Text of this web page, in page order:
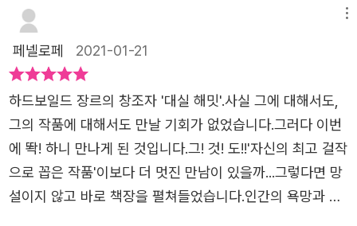
수시로 들었는데, 그의 말이나 행동에 궁금한 점이 너무 많
뒤 맥락조차 이해하기 어려운 대목들이 종종 눈에 띄었기 때
문입니다. 금주법이 시행되고 범죄가 난무하던 시대에 태
어난 작품이다 보니 어쩌면 심리나 감정 같은 ‘기름기’를 싹
걷어낸 하드보일드 스타일을 지니게 된 게 숙명처럼 여겨지
기도 하지만, 그래도 독자가 이입하고 몰입할 수 있는 여지
가 어느 정도만 있었다면 훨씬 더 대중적이고 매력적인 작품
이 됐을 거란 아쉬움이 마지막 장을 덮으면서 내내 머릿속에
있는 것은, 그 방문을 잠글 수 있는 것은 결국에는 또 다른
욕망의 열쇠인 것이다.담백한 추리소설아무래도 오래된 작
품인만큼, 온갖 반전과 복선과 술수로 뒤섞인 요즘 추리소설
과 비교하면 상당히 단순하고 담백한 편이다. 네드의 케릭터
역시, 전략가로 나옴에도 불구하고 대부분 거의 무모한 방식
으로 문제에 부딪힌다. 초반부 상당한 한량으로 비춰지기도
하는데, 그런 모습을 왜 표현했는지 이해가 되지 않을정도로
계산적이며 치밀하다. 매드독 역시, 그정도 위치에 올랐다는
티모시 아이번스라는 것. 티모시의 동생이고 매드빅의 수하
에서 일하는 월터 아이번스는 형을 감옥에서 빼내달라고 조
르고 있는 상황인데, 선거기간 동안 트러블이 될 만한 일을
자제해야 하는 매드빅 입장에서는 여의치 않다. 이때 헨리
상원의원의 경쟁자인 빌 론 의원 편에 붙어있는 섀드 오로리
가 월터 아이번스를 꼬드기면서 일이 복잡해진다. 웨스트 형
제의 피살 사건은 선거와 맞물려 폴 매드빅과 섀드 오로리의
권력싸움으로 번진다. 테일러 헨리와 웨스트 형제를 죽인 살
인범은 누구일까? 단순한 암흑가 권력 싸움의 희생양일
도 많았지만 적도 많은 사람이었다. 그리고 그가 거리에서
테일러와 다투는 장면을 봤다는 목격자도 나왔다. 과연 테일
러를 죽인 범인은 누구일까. 네드 보몬트를 비롯해 몇 명
에게 익명의 편지들이 도착한다.범인을 아는 사람이 보낸 것
일까? 아니면 범인이 보낸 것일까. 네드의 조수인 잭의 활
약으로 타자기로 쓴 편지를 쓴 사람의 정체도 드러난다.
이 소설은 미국 초기의 탐정소설이고 술과 도박을 좋아하
는 네드 보몬트가 초짜 탐정이 되어사건을 쫒는 형식이다.
페넬로페 2021-01-21
하드보일드 장르의 창조자 '대실 해밋'.사실 그에 대해서도,
그의 작품에 대해서도 만날 기회가 없었습니다.그러다 이번
에 똭! 하니 만나게 된 것입니다.그! 것! 도!!'자신의 최고 걸작
으로 꼽은 작품'이보다 더 멋진 만남이 있을까...그렇다면 망
설이지 않고 바로 책장을 펼쳐들었습니다.인간의 욕망과 추